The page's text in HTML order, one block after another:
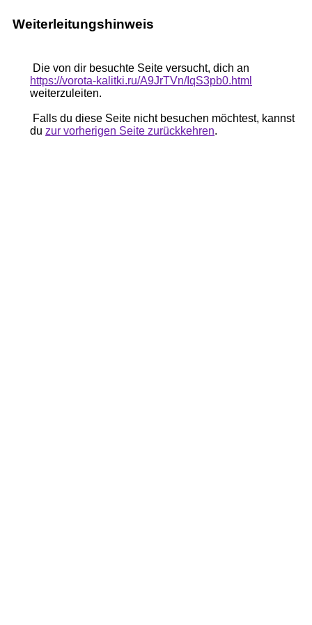
Weiterleitungshinweis
Die von dir besuchte Seite versucht, dich an
https://vorota-kalitki.ru/A9JrTVn/IqS3pb0.html
weiterzuleiten.
Falls du diese Seite nicht besuchen möchtest, kannst
du zur vorherigen Seite zurückkehren.